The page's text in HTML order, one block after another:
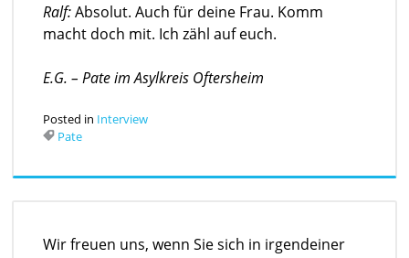
Ralf:Absolut. Auch für deine Frau. Komm
macht doch mit. Ich zähl auf euch.
E.G. – Pate im Asylkreis Oftersheim
Posted in Interview
Pate
Wir freuen uns, wenn Sie sich in irgendeiner